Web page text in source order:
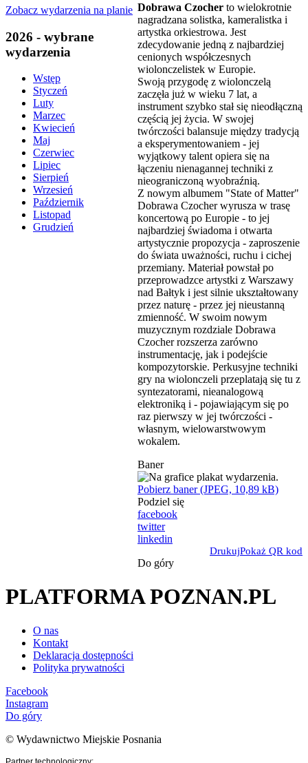
Zobacz wydarzenia na planie
2026 - wybrane
wydarzenia
Wstęp
Styczeń
Luty
Marzec
Kwiecień
Maj
Czerwiec
Lipiec
Sierpień
Wrzesień
Październik
Listopad
Grudzień
Dobrawa Czocher to wielokrotnie
nagradzana solistka, kameralistka i
artystka orkiestrowa. Jest
zdecydowanie jedną z najbardziej
cenionych współczesnych
wiolonczelistek w Europie.
Swoją przygodę z wiolonczelą
zaczęła już w wieku 7 lat, a
instrument szybko stał się nieodłączną
częścią jej życia. W swojej
twórczości balansuje między tradycją
a eksperymentowaniem - jej
wyjątkowy talent opiera się na
łączeniu nienagannej techniki z
nieograniczoną wyobraźnią.
Z nowym albumem "State of Matter"
Dobrawa Czocher wyrusza w trasę
koncertową po Europie - to jej
najbardziej świadoma i otwarta
artystycznie propozycja - zaproszenie
do świata uważności, ruchu i cichej
przemiany. Materiał powstał po
przeprowadzce artystki z Warszawy
nad Bałtyk i jest silnie ukształtowany
przez naturę - przez jej nieustanną
zmienność. W swoim nowym
muzycznym rozdziale Dobrawa
Czocher rozszerza zarówno
instrumentację, jak i podejście
kompozytorskie. Perkusyjne techniki
gry na wiolonczeli przeplatają się tu z
syntezatorami, nieanalogową
elektroniką i - pojawiającym się po
raz pierwszy w jej twórczości -
własnym, wielowarstwowym
wokalem.
Baner
Pobierz baner (JPEG, 10,89 kB)
Podziel się
facebook
twitter
linkedin
DrukujPokaż QR kod
Do góry
PLATFORMA POZNAN.PL
O nas
Kontakt
Deklaracja dostępności
Polityka prywatności
Facebook
Instagram
Do góry
© Wydawnictwo Miejskie Posnania